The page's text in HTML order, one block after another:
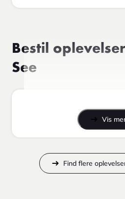
Bestil
See
Vis
Find flere